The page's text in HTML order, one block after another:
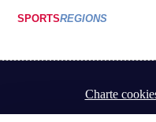
SPORTSREGIONS
Charte